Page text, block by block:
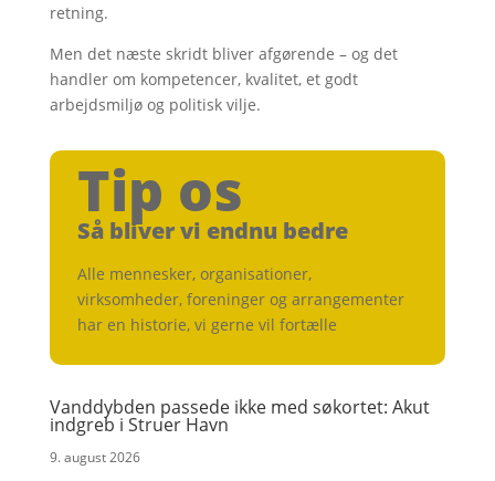
retning.
Men det næste skridt bliver afgørende – og det
handler om kompetencer, kvalitet, et godt
arbejdsmiljø og politisk vilje.
Tip os
Så bliver vi endnu bedre
Alle mennesker, organisationer,
virksomheder, foreninger og arrangementer
har en historie, vi gerne vil fortælle
Vanddybden passede ikke med søkortet: Akut
indgreb i Struer Havn
9. august 2026